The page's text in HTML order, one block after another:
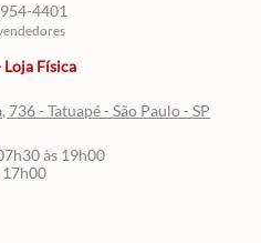
4401
Física
736 - Tatuapé - São Paulo - SP
às 19h00
17h00